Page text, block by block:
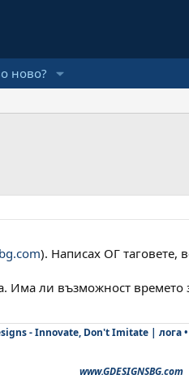
ново?
). Написах ОГ таговете,
Има ли възможност времето
- Innovate, Don't Imitate | лога
www.GDESIGNSBG.com